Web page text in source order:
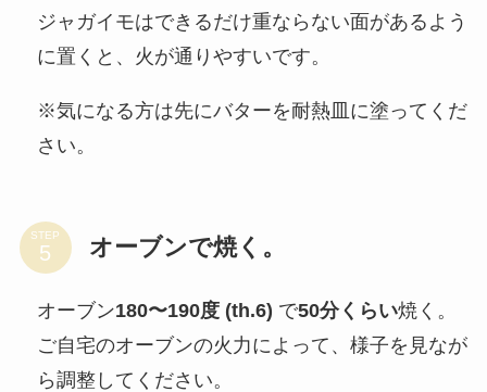
ジャガイモはできるだけ重ならない面があるよう
に置くと、火が通りやすいです。
※気になる方は先にバターを耐熱皿に塗ってくだ
さい。
STEP オーブンで焼く。
オーブン180〜190度 (th.6) で50分くらい焼く。
ご自宅のオーブンの火力によって、様子を見なが
ら調整してください。